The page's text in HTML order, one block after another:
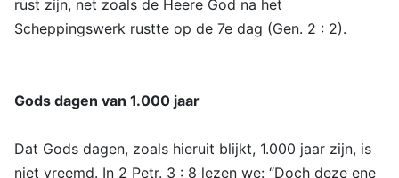
rust zijn, net zoals de Heere God na het
Scheppingswerk rustte op de 7e dag (Gen. 2 : 2).
Gods dagen van 1.000 jaar
Dat Gods dagen, zoals hieruit blijkt, 1.000 jaar zijn, is
niet vreemd. In 2 Petr. 3 : 8 lezen we: “Doch deze ene